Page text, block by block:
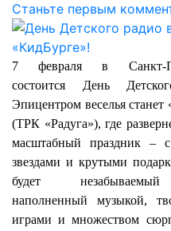
Станьте первым
7 февраля в Санкт-
состоится День
Эпицентром веселья станет
(ТРК «Радуга»), где
масштабный праздник –
звездами и крутыми
будет
наполненный музыкой,
играми и множеством